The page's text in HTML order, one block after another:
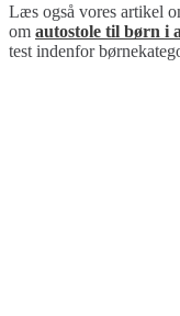
Læs også vores artikel
om autostole til børn i
test indenfor